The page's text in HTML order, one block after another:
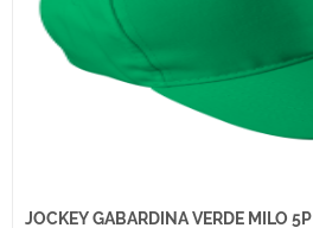
JOCKEY GABARDINA VERDE MILO 5P